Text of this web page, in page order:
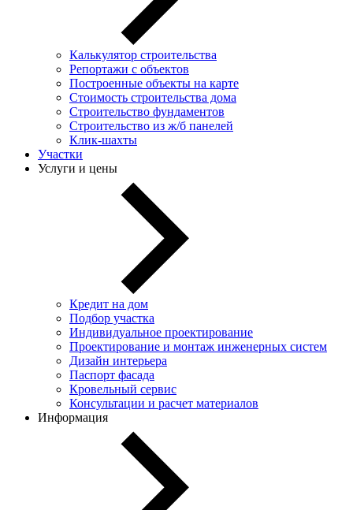
Калькулятор строительства
Репортажи с объектов
Построенные объекты на карте
Стоимость строительства дома
Строительство фундаментов
Строительство из ж/б панелей
Клик-шахты
Участки
Услуги и цены
Кредит на дом
Подбор участка
Индивидуальное проектирование
Проектирование и монтаж инженерных систем
Дизайн интерьера
Паспорт фасада
Кровельный сервис
Консультации и расчет материалов
Информация